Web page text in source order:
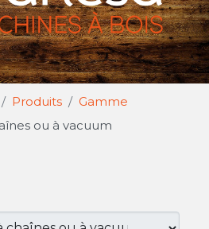
Produits
Gamme
ou à vacuum